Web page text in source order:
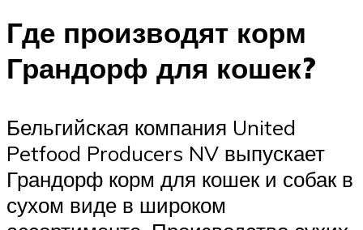
Где производят корм
Грандорф для кошек?
Бельгийская компания United
Petfood Producers NV выпускает
Грандорф корм для кошек и собак в
сухом виде в широком